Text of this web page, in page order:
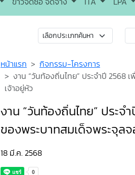
หน้าแรก
กิจกรรม-โครงการ
งาน “วันท้องถิ่นไทย” ประจำปี 2568
เจ้าอยู่หัว
งาน “วันท้องถิ่นไทย” ประ
ของพระบาทสมเด็จพระจุลจ
18 มี.ค. 2568